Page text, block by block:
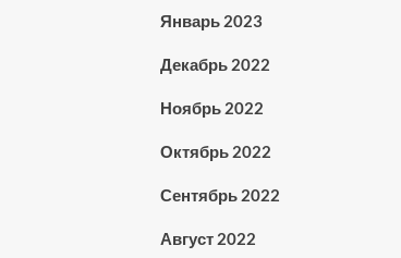
Январь 2023
Декабрь 2022
Ноябрь 2022
Октябрь 2022
Сентябрь 2022
Август 2022